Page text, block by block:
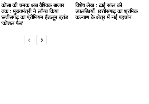
कोसा की चमक अब वैश्विक बाजार
तक : मुख्यमंत्री ने लॉन्च किया
छत्तीसगढ़ का प्रीमियम हैंडलूम ब्रांड
‘कोशल फैब’
विशेष लेख : ढाई साल की
उपलब्धियाँ- छत्तीसगढ़ का श्रमिक
कल्याण के क्षेत्र में नई पहचान